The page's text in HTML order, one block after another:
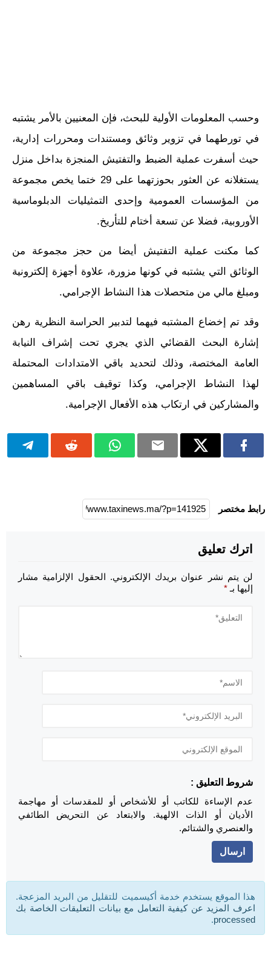
وحسب المعلومات الأولية للبحث، فإن المعنيين بالأمر يشتبه
في تورطهما في تزوير وثائق ومستندات ومحررات إدارية،
حيث أسفرت عملية الضبط والتفتيش المنجزة بداخل منزل
يستغلانه عن العثور بحوزتهما على 29 ختما يخص مجموعة
من المؤسسات العمومية وإحدى التمثيليات الدبلوماسية
الأوروبية، فضلا عن تسعة أختام للتأريخ.
كما مكنت عملية التفتيش أيضا من حجز مجموعة من
الوثائق التي يشتبه في كونها مزورة، علاوة أجهزة إلكترونية
ومبلغ مالي من متحصلات هذا النشاط الإجرامي.
وقد تم إخضاع المشتبه فيهما لتدبير الحراسة النظرية رهن
إشارة البحث القضائي الذي يجري تحت إشراف النيابة
العامة المختصة، وذلك لتحديد باقي الامتدادات المحتملة
لهذا النشاط الإجرامي، وكذا توقيف باقي المساهمين
والمشاركين في ارتكاب هذه الأفعال الإجرامية.
رابط مختصر
اترك تعليق
لن يتم نشر عنوان بريدك الإلكتروني. الحقول الإلزامية مشار
إليها بـ *
شروط التعليق :
عدم الإساءة للكاتب أو للأشخاص أو للمقدسات أو مهاجمة
الأديان أو الذات الالهية. والابتعاد عن التحريض الطائفي
والعنصري والشتائم.
هذا الموقع يستخدم خدمة أكيسميت للتقليل من البريد المزعجة.
اعرف المزيد عن كيفية التعامل مع بيانات التعليقات الخاصة بك
processed
.